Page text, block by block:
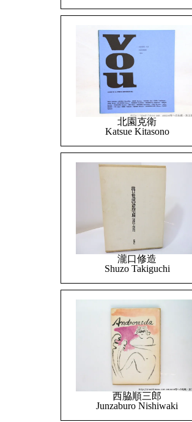
北園克衛
Katsue Kitasono
瀧口修造
Shuzo Takiguchi
西脇順三郎
Junzaburo Nishiwaki